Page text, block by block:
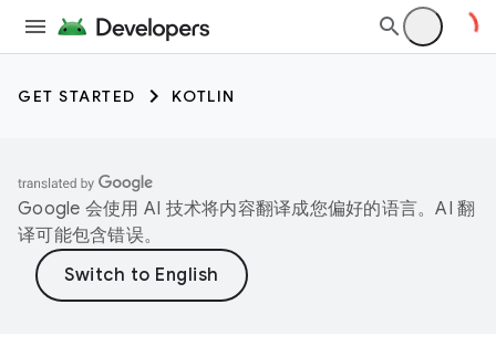
GET STARTED KOTLIN
Google 会使用 AI 技术将内容翻译成您偏好的语言。AI 翻
译可能包含错误。